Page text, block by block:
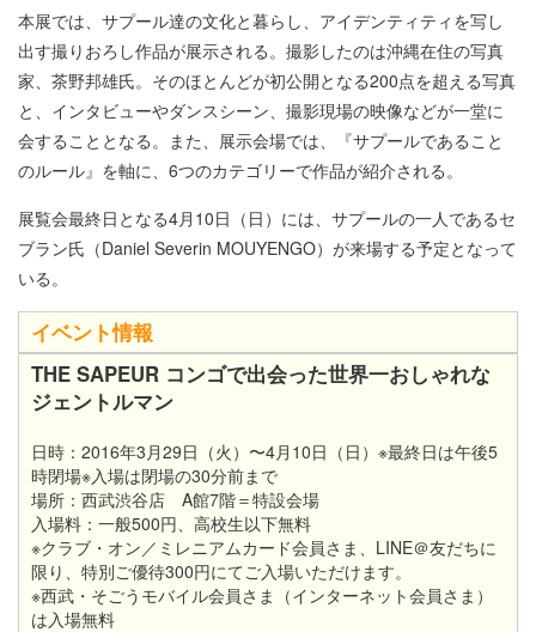
本展では、サプール達の文化と暮らし、アイデンティティを写し
出す撮りおろし作品が展示される。撮影したのは沖縄在住の写真
家、茶野邦雄氏。そのほとんどが初公開となる200点を超える写真
と、インタビューやダンスシーン、撮影現場の映像などが一堂に
会することとなる。また、展示会場では、『サプールであること
のルール』を軸に、6つのカテゴリーで作品が紹介される。
展覧会最終日となる4月10日（日）には、サプールの一人であるセ
ブラン氏（Daniel Severin MOUYENGO）が来場する予定となって
いる。
イベント情報
THE SAPEUR コンゴで出会った世界一おしゃれな
ジェントルマン
日時：2016年3月29日（火）〜4月10日（日）※最終日は午後5
時閉場※入場は閉場の30分前まで
場所：西武渋谷店 A館7階＝特設会場
入場料：一般500円、高校生以下無料
※クラブ・オン／ミレニアムカード会員さま、LINE＠友だちに
限り、特別ご優待300円にてご入場いただけます。
※西武・そごうモバイル会員さま（インターネット会員さま）
は入場無料